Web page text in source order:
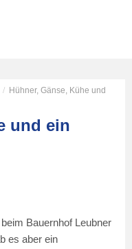
/ Hühner, Gänse, Kühe und
und ein
Bauernhof Leubner
es aber ein